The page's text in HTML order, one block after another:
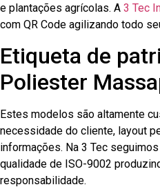
e plantações agrícolas. A 3 Tec
com QR Code agilizando todo
Etiqueta de
Poliester
Estes modelos são altamente
necessidade do cliente, layout
informações. Na 3 Tec
qualidade de ISO-9002
responsabilidade.